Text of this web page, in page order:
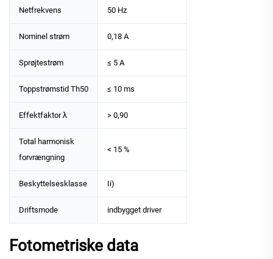
Netfrekvens 50 Hz
Nominel strøm 0,18 A
Sprøjtestrøm ≤ 5 A
Toppstrømstid Th50 ≤ 10 ms
Effektfaktor λ > 0,90
Total harmonisk
forvrængning
< 15 %
Beskyttelsesklasse Ii)
Driftsmode indbygget driver
Fotometriske data